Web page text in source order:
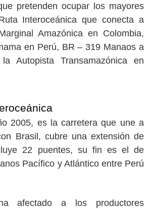
pretenden ocupar los mayores
Interoceánica que conecta a
Amazónica en Colombia,
en Perú, BR – 319 Manaos a
Autopista Transamazónica en
2005, es la carretera que une a
Brasil, cubre una extensión de
22 puentes, su fin es el de
Pacífico y Atlántico entre Perú
afectado a los productores